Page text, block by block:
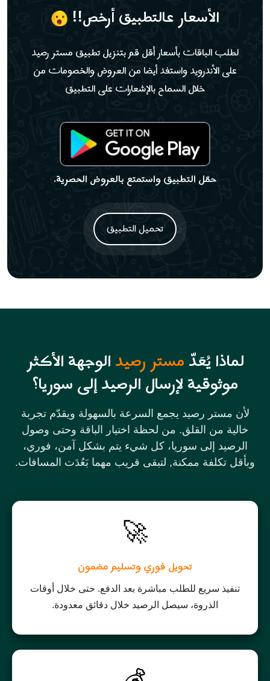
الأسعار عالتطبيق أرخص!!
لطلب الباقات بأسعار أقل قم بتنزيل تطبيق مستر رصيد
على الأندرويد واستفد أيضا من العروض والخصومات من
خلال السماح بالإشعارات على التطبيق
حمّل التطبيق واستمتع بالعروض الحصرية.
تحميل التطبيق
لماذا يُعَدّمستر رصيدالوجهة الأكثر
موثوقية لإرسال الرصيد إلى سوريا؟
لأن مستر رصيد يجمع السرعة بالسهولة ويقدّم تجربة
خالية من القلق. من لحظة اختيار الباقة وحتى وصول
الرصيد إلى سوريا، كل شيء يتم بشكل آمن، فوري،
وبأقل تكلفة ممكنة, لتبقى قريب مهما بَعُدَت المسافات.
🚀
تحويل فوري وتسليم مضمون
تنفيذ سريع للطلب مباشرة بعد الدفع. حتى خلال أوقات
الذروة، سيصل الرصيد خلال دقائق معدودة.